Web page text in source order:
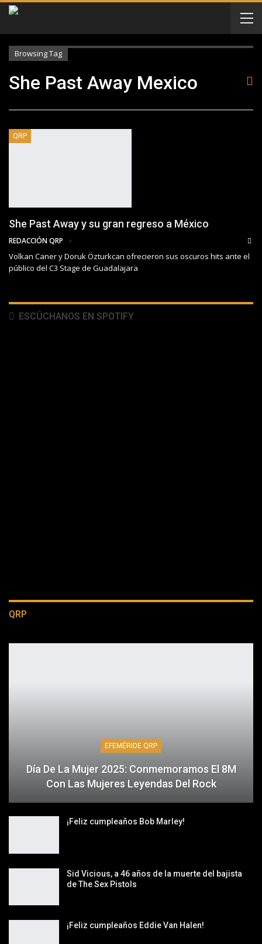
Browsing Tag
She Past Away Mexico
QRP
She Past Away y su gran regreso a México
REDACCIÓN QRP
Volkan Caner y Doruk Özturkcan ofrecieron sus oscuros hits ante el
público del C3 Stage de Guadalajara
ESCÚCHANOS EN SPOTIFY
QRP
EFEMÉRIDE QRP
Día De La Mujer 2025: Conmemoramos El 8M
Con Las Mujeres Leyendas Del Rock
¡Feliz cumpleaños Bob Marley!
Sid Vicious, a 46 años de la muerte del bajista
de The Sex Pistols
¡Feliz cumpleaños Eddie Van Halen!